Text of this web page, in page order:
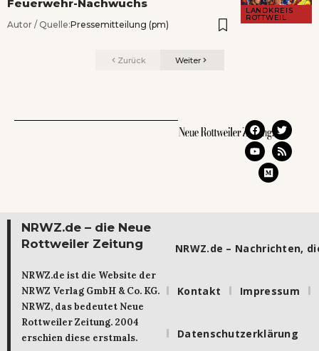
LANDKREIS
ROTTWEIL
Feuerwehr-Nachwuchs
Autor / Quelle:Pressemitteilung (pm)
Zurück Weiter
NRWZ.de – die Neue
Rottweiler Zeitung
NRWZ.de ist die Website der
NRWZ Verlag GmbH & Co. KG.
NRWZ, das bedeutet Neue
Rottweiler Zeitung. 2004
erschien diese erstmals.
NRWZ.de – Nachrichten,
Kontakt Impressum
Datenschutzerklärung